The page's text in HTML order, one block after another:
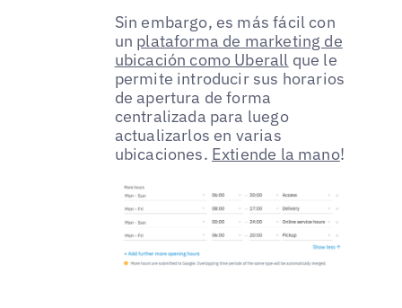
Sin embargo, es más fácil con
un plataforma de marketing de
ubicación como Uberall que le
permite introducir sus horarios
de apertura de forma
centralizada para luego
actualizarlos en varias
ubicaciones. Extiende la mano!